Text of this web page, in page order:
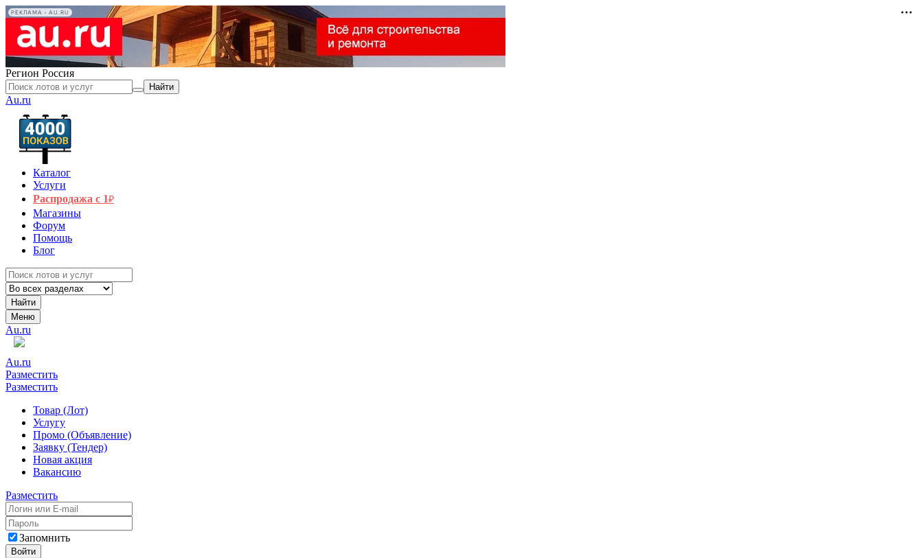
РЕКЛАМА • AU.RU
Регион Россия
Найти
Au.ru
Каталог
Услуги
Распродажа с 1₽
Магазины
Форум
Помощь
Блог
Найти
Меню
Au.ru
Au.ru
Разместить
Разместить
Товар (Лот)
Услугу
Промо (Объявление)
Заявку (Тендер)
Новая акция
Вакансию
Разместить
Запомнить
Войти